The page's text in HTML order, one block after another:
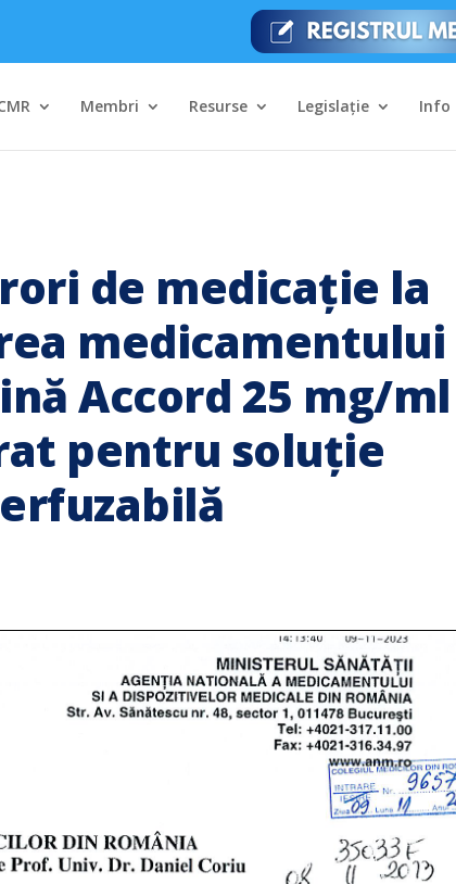
Membri Resurse Legislație Info
de medicație la
medicamentului
Accord 25 mg/ml
pentru soluție